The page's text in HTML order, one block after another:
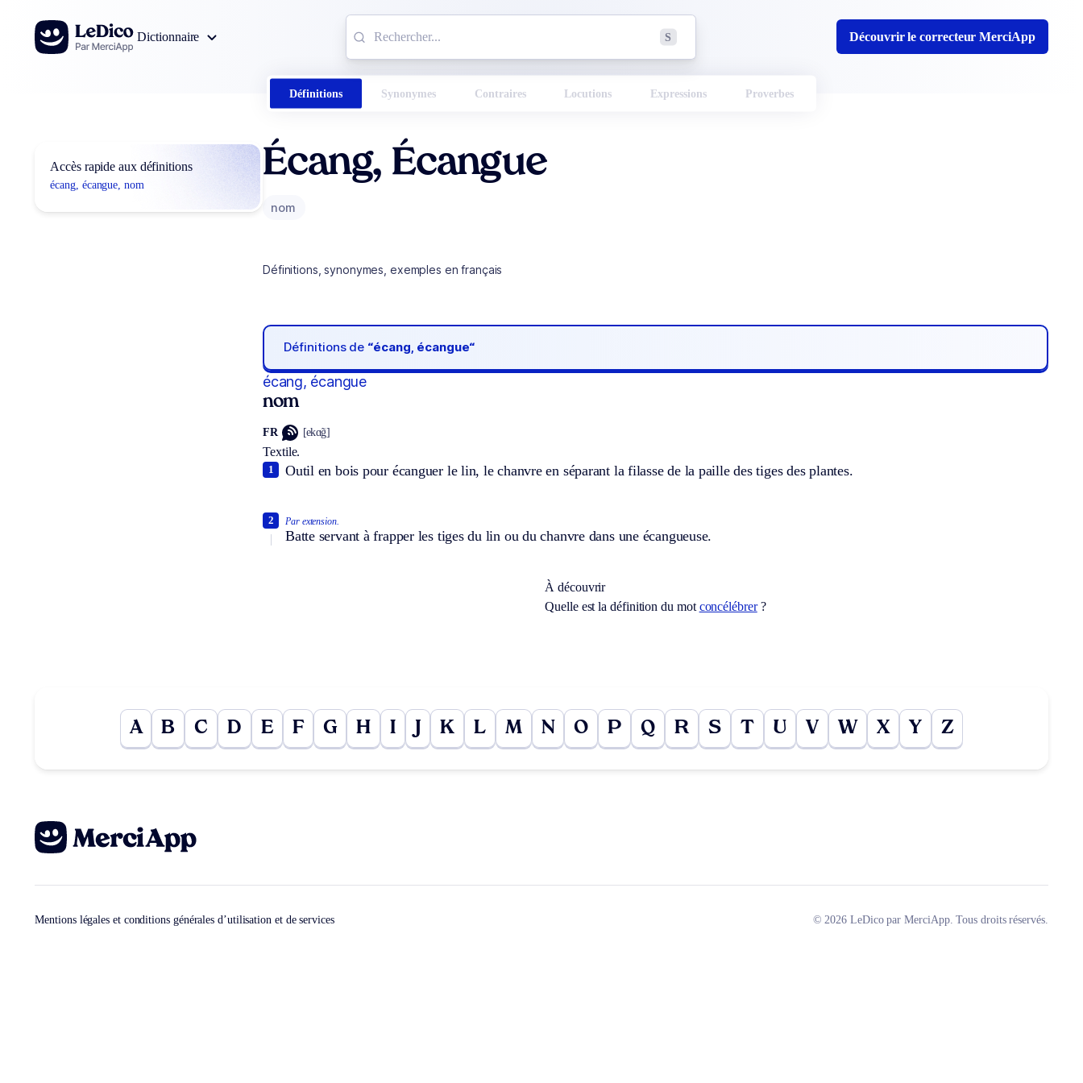
Aller au contenu
Dictionnaire
S Découvrir le correcteur MerciApp
Définitions Synonymes Contraires Locutions Expressions Proverbes
Accès rapide aux définitions
écang, écangue, nom
Écang, Écangue
nom
Définitions, synonymes, exemples en français
Définitions de “écang, écangue“
écang, écangue
nom
FR [ekɑ̃g]
Textile.
Outil en bois pour écanguer le lin, le chanvre en séparant la filasse de la paille des tiges des plantes.
1
Par extension.
Batte servant à frapper les tiges du lin ou du chanvre dans une écangueuse.
2
À découvrir
Quelle est la définition du mot concélébrer?
A B C D E F G H I K L M N O P Q R S T U V W X Y Z
Mentions légales et conditions générales d’utilisation et de services © 2026 LeDico par MerciApp. Tous droits réservés.